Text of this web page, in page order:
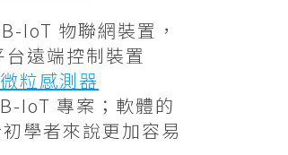
IoT 物聯網裝置，
遠端控制裝置
粒感測器
IoT 專案；軟體的
學者來說更加容易